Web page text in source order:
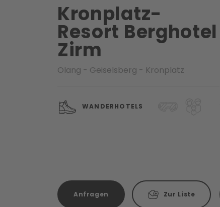
Kronplatz-
Resort Berghotel
Zirm
Olang - Geiselsberg - Kronplatz
WANDERHOTELS
Anfragen Zur Liste